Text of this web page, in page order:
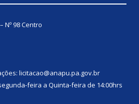
Nº 98 Centro
licitacao@anapu.pa.gov.br
feira a Quinta-feira de 14:00hrs